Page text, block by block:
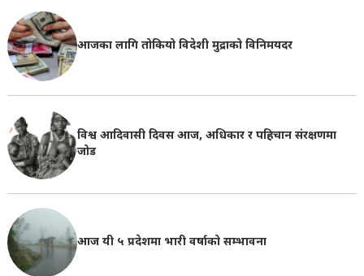
आजका लागि तोकियो विदेशी मुद्राको विनिमयदर
विश्व आदिवासी दिवस आज, अधिकार र पहिचान संरक्षणमा
जोड
आज यी ५ प्रदेशमा भारी वर्षाको सम्भावना